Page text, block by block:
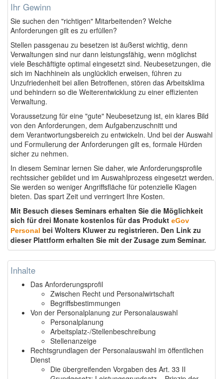
Ihr Gewinn
Sie suchen den "richtigen" Mitarbeitenden? Welche
Anforderungen gilt es zu erfüllen?
Stellen passgenau zu besetzen ist äußerst wichtig, denn
Verwaltungen sind nur dann leistungsfähig, wenn möglichst
viele Beschäftigte optimal eingesetzt sind. Neubesetzungen, die
sich im Nachhinein als unglücklich erweisen, führen zu
Unzufriedenheit bei allen Betroffenen, stören das Arbeitsklima
und behindern so die Weiterentwicklung zu einer effizienten
Verwaltung.
Voraussetzung für eine "gute" Neubesetzung ist, ein klares Bild
von den Anforderungen, dem Aufgabenzuschnitt und
dem Verantwortungsbereich zu entwickeln. Und bei der Auswahl
und Formulierung der Anforderungen gilt es, formale Hürden
sicher zu nehmen.
In diesem Seminar lernen Sie daher, wie Anforderungsprofile
rechtssicher gebildet und im Auswahlprozess eingesetzt werden.
Sie werden so weniger Angriffsfläche für potenzielle Klagen
bieten. Das spart Zeit und verringert Ihre Kosten.
Mit Besuch dieses Seminars erhalten Sie die Möglichkeit
sich für drei Monate kostenlos für das Produkt eGov
Personal bei Wolters Kluwer zu registrieren. Den Link zu
dieser Plattform erhalten Sie mit der Zusage zum Seminar.
Inhalte
Das Anforderungsprofil
Zwischen Recht und Personalwirtschaft
Begriffsbestimmungen
Von der Personalplanung zur Personalauswahl
Personalplanung
Arbeitsplatz-/Stellenbeschreibung
Stellenanzeige
Rechtsgrundlagen der Personalauswahl im öffentlichen
Dienst
Die übergreifenden Vorgaben des Art. 33 II